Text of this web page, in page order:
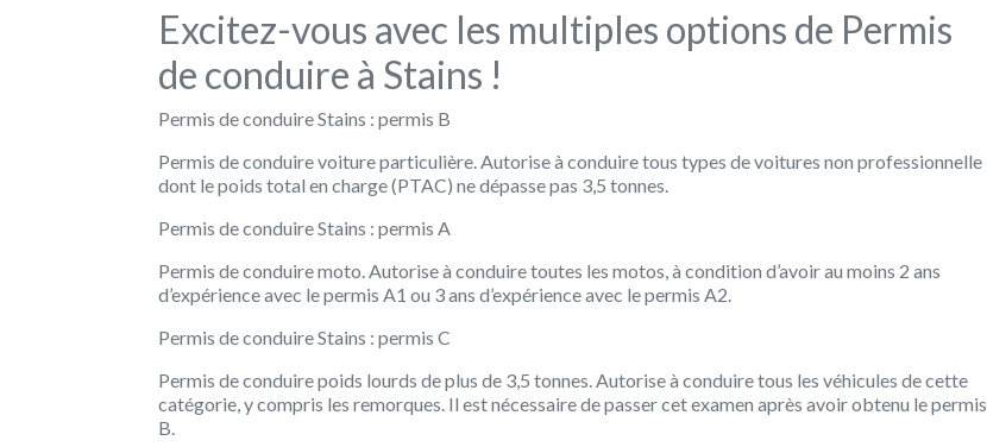
Excitez-vous avec les multiples options de Permis
de conduire à Stains !
Permis de conduire Stains : permis B
Permis de conduire voiture particulière. Autorise à conduire tous types de voitures non professionnelle
dont le poids total en charge (PTAC) ne dépasse pas 3,5 tonnes.
Permis de conduire Stains : permis A
Permis de conduire moto. Autorise à conduire toutes les motos, à condition d’avoir au moins 2 ans
d’expérience avec le permis A1 ou 3 ans d’expérience avec le permis A2.
Permis de conduire Stains : permis C
Permis de conduire poids lourds de plus de 3,5 tonnes. Autorise à conduire tous les véhicules de cette
catégorie, y compris les remorques. Il est nécessaire de passer cet examen après avoir obtenu le permis
B.